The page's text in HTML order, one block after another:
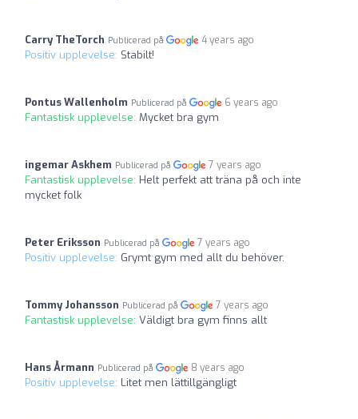
Carry TheTorch Publicerad på 4 years ago
Positiv upplevelse: Stabilt!
Pontus Wallenholm Publicerad på 6 years ago
Fantastisk upplevelse: Mycket bra gym
ingemar Askhem Publicerad på 7 years ago
Fantastisk upplevelse: Helt perfekt att träna på och inte
mycket folk
Peter Eriksson Publicerad på 7 years ago
Positiv upplevelse: Grymt gym med allt du behöver.
Tommy Johansson Publicerad på 7 years ago
Fantastisk upplevelse: Väldigt bra gym finns allt
Hans Årmann Publicerad på 8 years ago
Positiv upplevelse: Litet men lättillgängligt